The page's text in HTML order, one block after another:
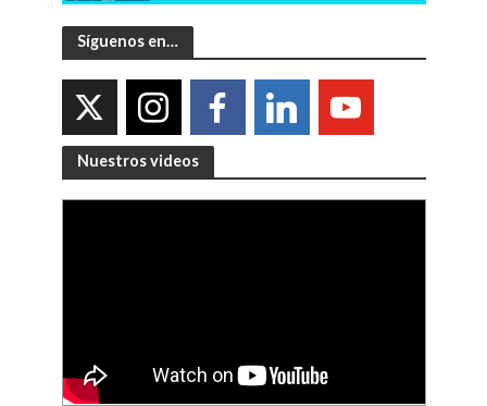
Síguenos en…
Nuestros videos